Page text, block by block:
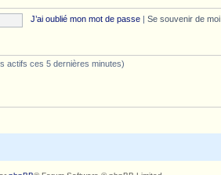
J’ai oublié mon mot de passe Se souvenir de moi
actifs ces 5 dernières minutes)